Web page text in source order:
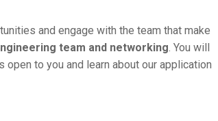
and engage with the team that make
team and networking You will
open to you and learn about our application